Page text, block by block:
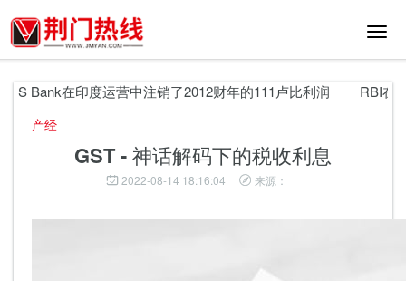
切
航
Bank在印度运营中注销了2012财年的111卢比利润 RBI在建
产经
GST - 神话解码下的税收利息
2022-08-14 18:16:04 来源：